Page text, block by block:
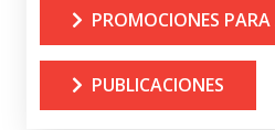
PROMOCIONES
PUBLICACIONES